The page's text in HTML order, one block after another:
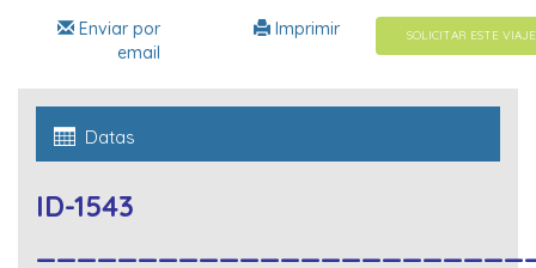
SOLICITAR ESTE VIAJE
Imprimir
Enviar por
email
Datas
ID-1543